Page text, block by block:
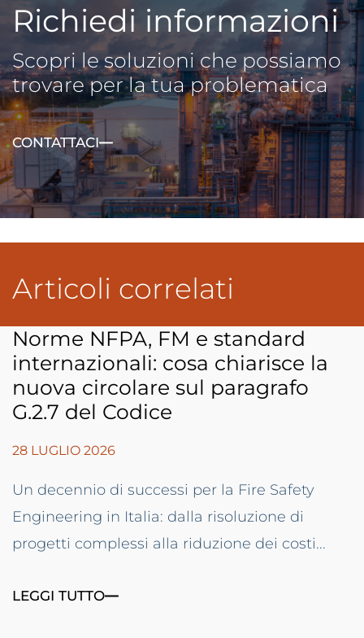
Richiedi informazioni
Scopri le soluzioni che possiamo
trovare per la tua problematica
CONTATTACI
Articoli correlati
Norme NFPA, FM e standard
internazionali: cosa chiarisce la
nuova circolare sul paragrafo
G.2.7 del Codice
28 LUGLIO 2026
Un decennio di successi per la Fire Safety
Engineering in Italia: dalla risoluzione di
progetti complessi alla riduzione dei costi...
LEGGI TUTTO